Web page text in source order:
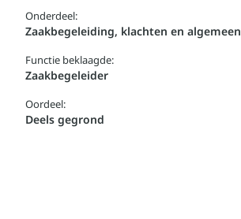
Onderdeel:
Zaakbegeleiding, klachten en algemeen
Functie beklaagde:
Zaakbegeleider
Oordeel:
Deels gegrond